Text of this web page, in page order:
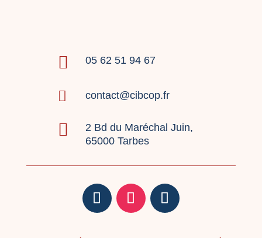
 05 62 51 94 67
 contact@cibcop.fr

2 Bd du Maréchal Juin,
65000 Tarbes